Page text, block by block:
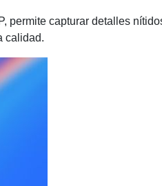
permite capturar detalles
calidad.